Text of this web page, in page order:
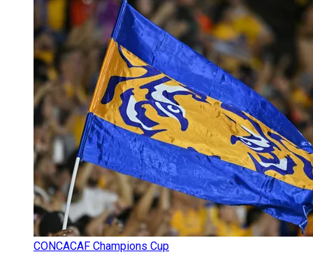
CONCACAF Champions Cup